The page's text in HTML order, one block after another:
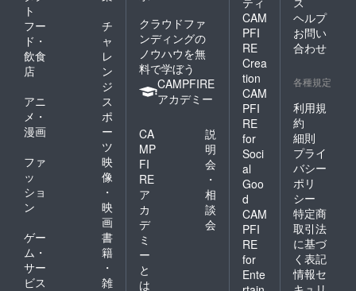
ト
フー
ド・
飲食
店
チ
ャ
レ
ン
ジ
アニ
メ・
漫画
ス
ポ
ー
ツ
ファ
ッ
ショ
ン
映
像
・
映
画
ゲー
ム・
サー
ビス
書
籍
・
雑
クラウドファ
ンディングの
ノウハウを無
料で学ぼう
CAMPFIRE
アカデミー
CA
MP
FI
RE
ア
カ
デ
ミ
ー
と
は
説
明
会
・
相
談
会
CAM
PFI
RE
Crea
tion
CAM
PFI
RE
for
Soci
al
Goo
d
CAM
PFI
RE
for
Ente
ヘルプ
お問い
合わせ
各種規定
利用規
約
細則
プライ
バシー
ポリ
シー
特定商
取引法
に基づ
く表記
情報セ